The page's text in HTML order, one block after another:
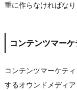
重に作らなければなり
コンテンツマー
コンテンツマーケテ
するオウンドメディ